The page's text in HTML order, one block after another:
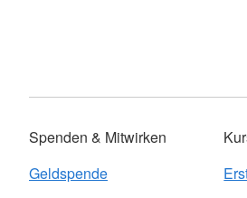
Spenden & Mitwirken
Geldspende